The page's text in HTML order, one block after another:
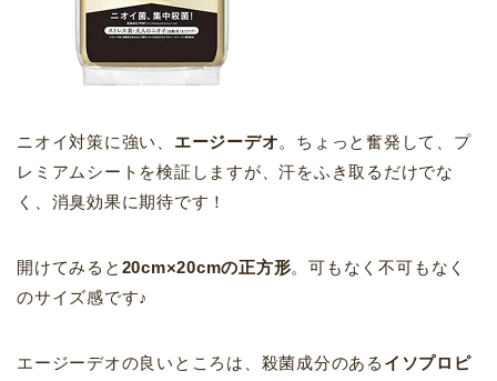
ニオイ対策に強い、 エージーデオ。ちょっと奮発して、プ
レミアムシートを検証しますが、汗をふき取るだけでな
く、消臭効果に期待です！
開けてみると 20cm×20cmの正方形。可もなく不可もなく
のサイズ感です♪
エージーデオの良いところは、殺菌成分のある イソプロピ